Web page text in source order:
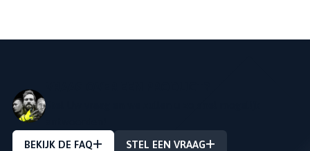
BEKIJK DE FAQ
STEL EEN VRAAG